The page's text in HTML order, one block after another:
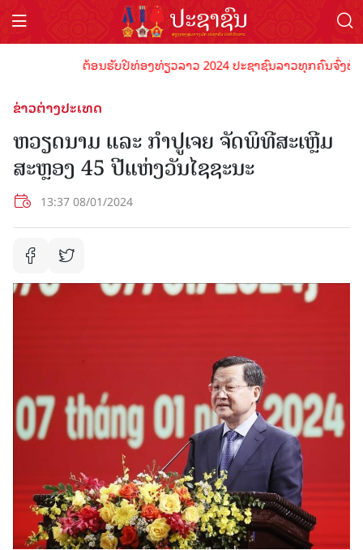
ຕ້ອນຮັບປີທ່ອງທ່ຽວລາວ 2024 ປະຊາຊົນລາວທຸກຄົນຈົ່ງພ້
ຂ່າວຕ່າງປະເທດ
ຫວຽດນາມ ແລະ ກຳປູເຈຍ ຈັດພິທີສະເຫຼີມ
ສະຫຼອງ 45 ປີແຫ່ງວັນໄຊຊະນະ
13:37 08/01/2024